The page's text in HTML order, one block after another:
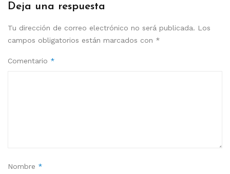
Deja una respuesta
Tu dirección de correo electrónico no será publicada. Los
campos obligatorios están marcados con *
Comentario *
Nombre *